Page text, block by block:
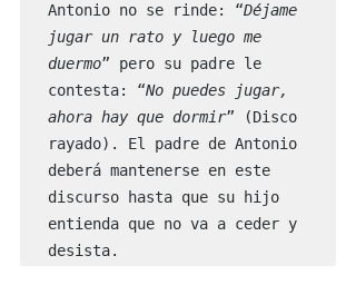
Antonio no se rinde: “Déjame
jugar un rato y luego me
duermo” pero su padre le
contesta: “No puedes jugar,
ahora hay que dormir” (Disco
rayado). El padre de Antonio
deberá mantenerse en este
discurso hasta que su hijo
entienda que no va a ceder y
desista.